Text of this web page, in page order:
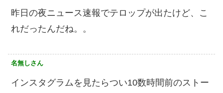
昨日の夜ニュース速報でテロップが出たけど、こ
れだったんだね。。
名無しさん
インスタグラムを見たらつい10数時間前のストー